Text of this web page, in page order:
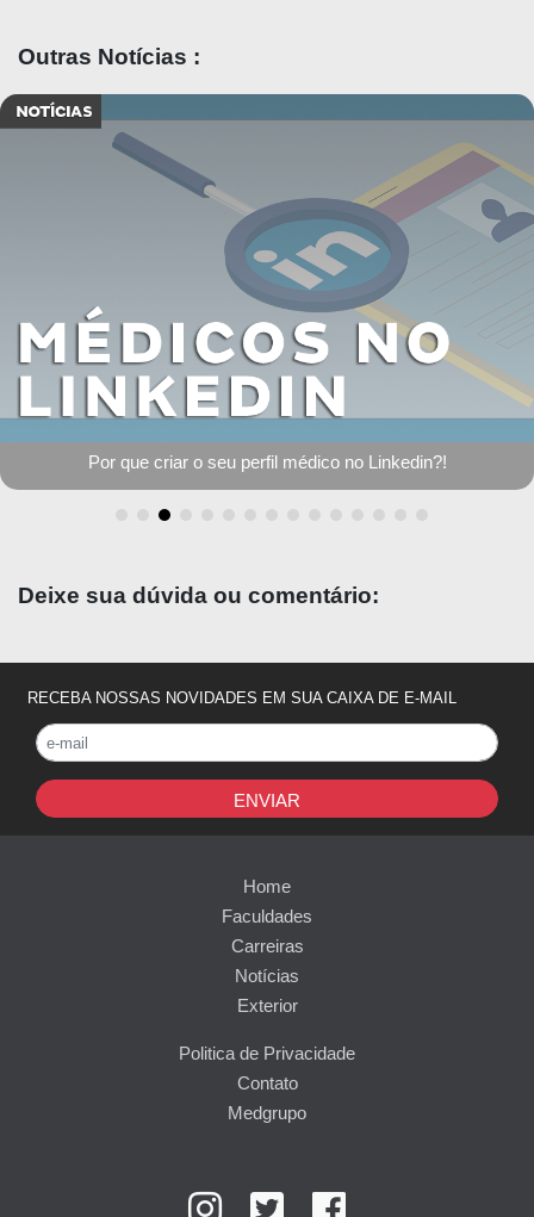
Outras Notícias :
Como se preparar para a reta final em 7 passos
Deixe sua dúvida ou comentário:
RECEBA NOSSAS NOVIDADES EM SUA CAIXA DE E-MAIL
ENVIAR
Home
Faculdades
Carreiras
Notícias
Exterior
Politica de Privacidade
Contato
Medgrupo